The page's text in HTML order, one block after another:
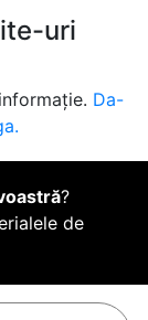
uri
Da-
?
de